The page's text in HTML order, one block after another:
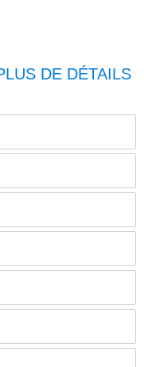
DE DÉTAILS